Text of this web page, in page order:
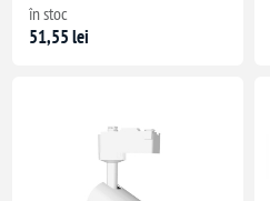
în stoc
51,55 lei